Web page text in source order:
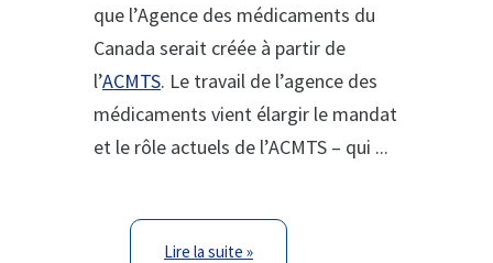
que l’Agence des médicaments du
Canada serait créée à partir de
l’ACMTS. Le travail de l’agence des
médicaments vient élargir le mandat
et le rôle actuels de l’ACMTS – qui ...
Lire la suite »